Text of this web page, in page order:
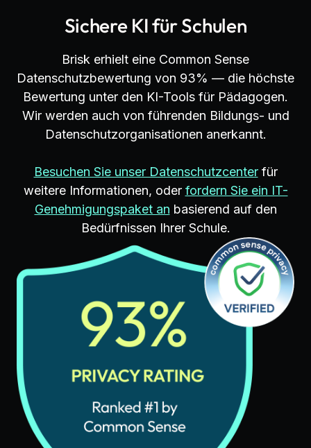
Sichere KI für Schulen
Brisk erhielt eine Common Sense
Datenschutzbewertung von 93% — die höchste
Bewertung unter den KI-Tools für Pädagogen.
Wir werden auch von führenden Bildungs- und
Datenschutzorganisationen anerkannt.
Besuchen Sie unser Datenschutzcenterfür
weitere Informationen, oder fordern Sie ein IT-
Genehmigungspaket an basierend auf den
Bedürfnissen Ihrer Schule.